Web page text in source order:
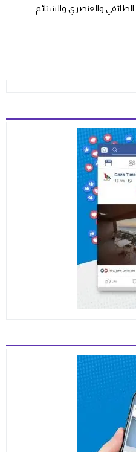
الطائفي والعنصري والشتائم.